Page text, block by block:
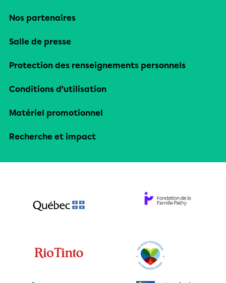
Nos partenaires
Salle de presse
Protection des renseignements personnels
Conditions d’utilisation
Matériel promotionnel
Recherche et impact